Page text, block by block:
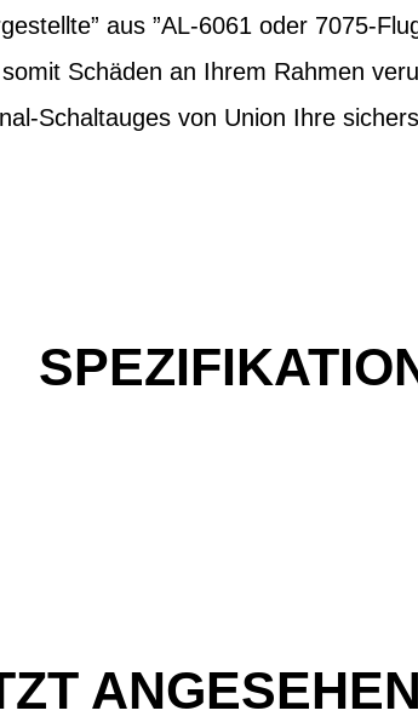
aus ”AL-6061 oder 7075-
Schäden an Ihrem Rahmen
Schaltauges von Union Ihre